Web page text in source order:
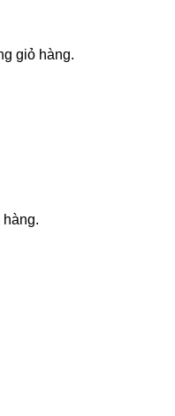
giỏ hàng.